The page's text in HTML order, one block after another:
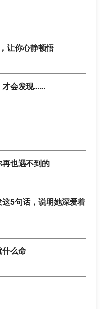
让你心静顿悟
才会发现……
也遇不到的
5句话，说明她深爱着
什么命